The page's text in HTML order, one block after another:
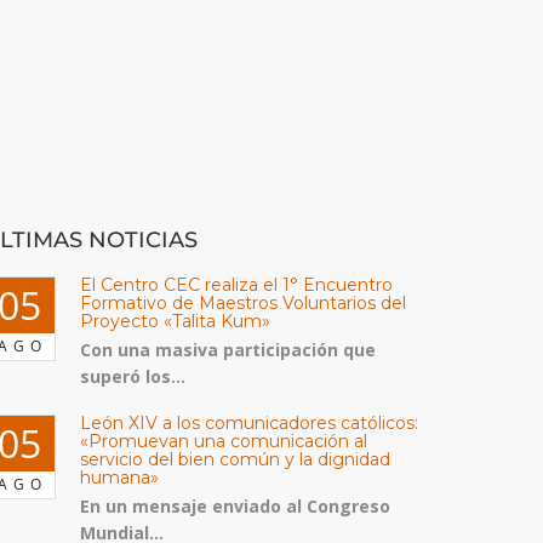
NOTICIAS
El Centro CEC realiza el 1° Encuentro
Formativo de Maestros Voluntarios del
Proyecto «Talita Kum»
Con una masiva participación que
superó los...
León XIV a los comunicadores católicos:
«Promuevan una comunicación al
servicio del bien común y la dignidad
humana»
En un mensaje enviado al Congreso
Mundial...